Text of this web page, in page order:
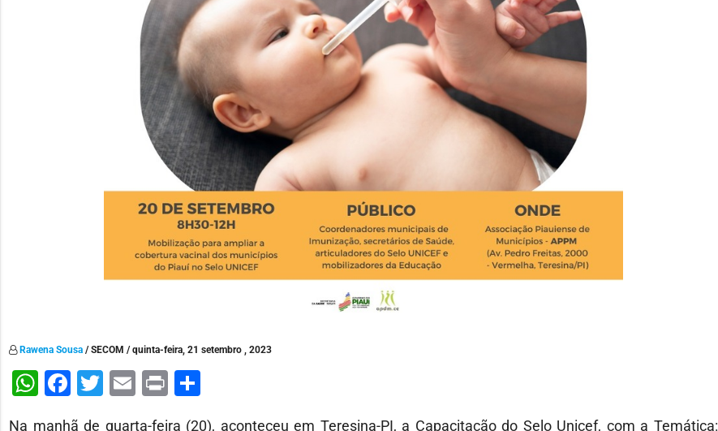
Rawena Sousa / SECOM / quinta-feira, 21 setembro , 2023
WhatsApp
Facebook
Twitter
Email
Print
Na manhã de quarta-feira (20), aconteceu em Teresina-PI, a Capacitação do Selo Unicef, com a Temática: